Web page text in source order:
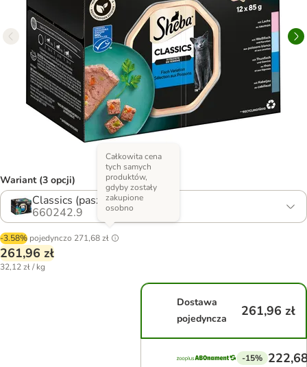
Wariant (3 opcji)
Classics (pasztet)
660242.9
-3.58% pojedynczo 271,68 zł
Całkowita cena
tych samych
produktów,
gdyby zostały
zakupione
osobno
261,96 zł
32,12 zł / kg
Dostawa
pojedyncza
261,96 zł
-15%